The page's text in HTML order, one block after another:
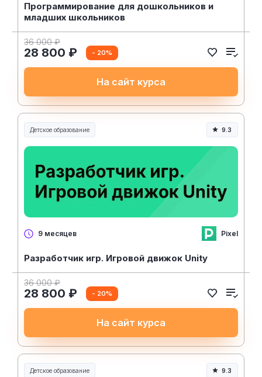
Программирование для дошкольников и
младших школьников
36 000 ₽
28 800 ₽ - 20%
На сайт курса
Детское образование 9.3
9 месяцев Pixel
Разработчик игр. Игровой движок Unity
36 000 ₽
28 800 ₽ - 20%
На сайт курса
Детское образование 9.3